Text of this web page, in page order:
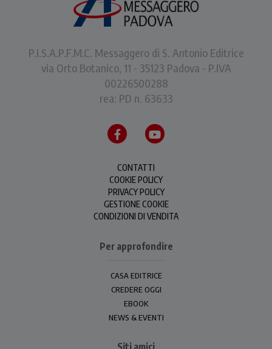
P.I.S.A.P.F.M.C. Messaggero di S. Antonio Editrice
via Orto Botanico, 11 - 35123 Padova - P.IVA
00226500288
rea: PD n. 63633
CONTATTI
COOKIE POLICY
PRIVACY POLICY
GESTIONE COOKIE
CONDIZIONI DI VENDITA
Per approfondire
CASA EDITRICE
CREDERE OGGI
EBOOK
NEWS & EVENTI
Siti amici